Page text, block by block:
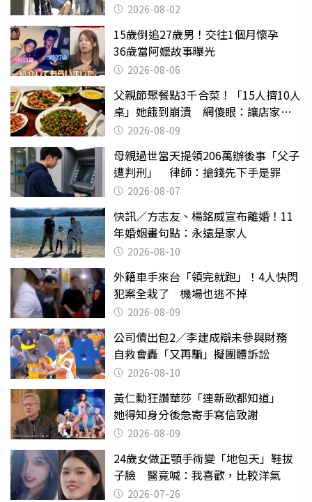
2026-08-02
15歲倒追27歲男！交往1個月懷孕
36歲當阿嬤故事曝光
2026-08-06
父親節聚餐點3千合菜！「15人擠10人
桌」她餓到崩潰 網傻眼：讓店家看
笑話2026-08-09
母親過世當天提領206萬辦後事「父子
遭判刑」 律師：搶錢先下手是罪
2026-08-07
快訊／方志友、楊銘威宣布離婚！11
年婚姻畫句點：永遠是家人
2026-08-10
外籍車手來台「領完就跑」！4人快閃
犯案全栽了 機場也逃不掉
2026-08-09
公司債出包2／李建成辯未參與財務
自救會轟「又再騙」擬團體訴訟
2026-08-10
黃仁勳狂讚華莎「連新歌都知道」
她得知身分後急寄手寫信致謝
2026-08-09
24歲女做正顎手術變「地包天」鞋拔
子臉 醫竟喊：我喜歡，比較洋氣
2026-07-26